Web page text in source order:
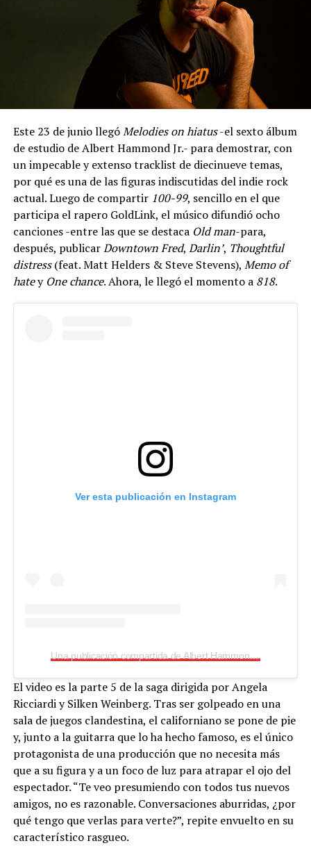
Este 23 de junio llegóMelodies on hiatus-el sexto álbum
de estudio de Albert Hammond Jr.- para demostrar, con
un impecable y extenso tracklist de diecinueve temas,
por qué es una de las figuras indiscutidas del indie rock
actual. Luego de compartir 100-99, sencillo en el que
participa el rapero GoldLink, el músico difundió ocho
canciones -entre las que se destaca Old man-para,
después, publicarDowntown Fred, Darlin’, Thoughtful
distress(feat. Matt Helders & Steve Stevens), Memo of
hatey One chance. Ahora, le llegó el momento a 818.
Ver esta publicación en Instagram
Una publicación compartida de Albert Hammond Jr (@alberthammondjr)
El video es la parte 5 de la saga dirigida por Angela
Ricciardi y Silken Weinberg. Tras ser golpeado en una
sala de juegos clandestina, el californiano se pone de pie
y, junto a la guitarra que lo ha hecho famoso, es el único
protagonista de una producción que no necesita más
que a su figura y a un foco de luz para atrapar el ojo del
espectador. “Te veo presumiendo con todos tus nuevos
amigos, no es razonable. Conversaciones aburridas, ¿por
qué tengo que verlas para verte?”, repite envuelto en su
característico rasgueo.